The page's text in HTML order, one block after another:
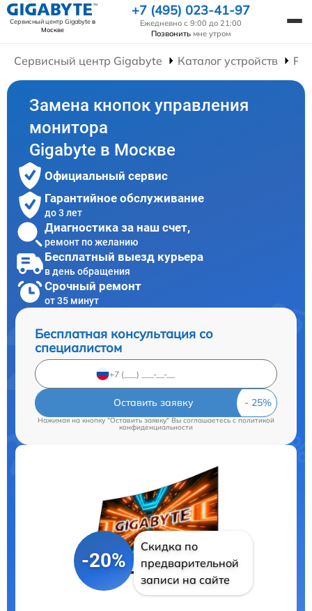
Сервисный центр Gigabyteв
Москве
+7 (495) 023-41-97
Ежедневно с 9:00 до 21:00
Позвонить мне утром
Сервисный центр Gigabyte Каталог устройств
Замена кнопок управления
монитора
Gigabyte в Москве
Официальный сервис
Гарантийное обслуживание
до 3 лет
Диагностика за наш счет,
ремонт по желанию
Бесплатный выезд курьера
в день обращения
Срочный ремонт
от 35 минут
Бесплатная консультация со
специалистом
Оставить заявку
Нажимая на кнопку "Оставить заявку" Вы соглашаетесь cполитикой
конфиденциальности
-20%
Скидка по
предварительной
записи на сайте